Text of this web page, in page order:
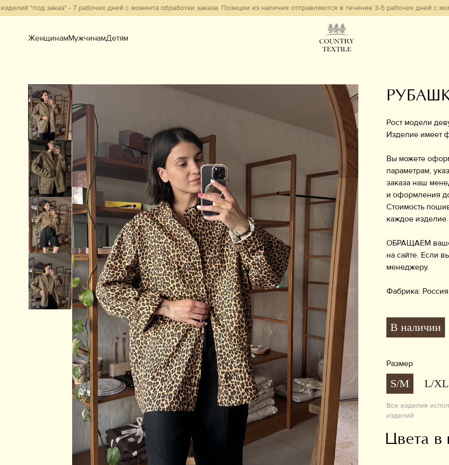
заказ" - 7 рабочих дней с момента обработки заказа. Позиции из наличия отправляются в течение 3-5 рабочих дней с момента
ЖенщинамМужчинамДетям
Смотреть всё
Новинки
В наличии
Бестселлеры
Одежда
Обувь
Аксессуары
Украшения
Дом
Подарочный сертификат
Рост модели
Изделие имеет
Вы можете
параметрам,
заказа наш
и оформления
Стоимость
каждое изделие.
ОБРАЩАЕМ ваше
на сайте. Если
менеджеру.
Фабрика:
В наличии
Размер
S/M L/XL
Все изделия
изделий
Цвета в